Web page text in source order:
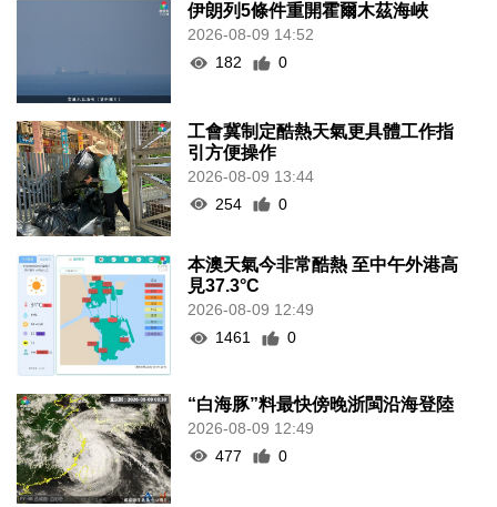
伊朗列5條件重開霍爾木茲海峽
2026-08-09 14:52
182
0
工會冀制定酷熱天氣更具體工作指
引方便操作
2026-08-09 13:44
254
0
本澳天氣今非常酷熱 至中午外港高
見37.3°C
2026-08-09 12:49
1461
0
“白海豚”料最快傍晚浙閩沿海登陸
2026-08-09 12:49
477
0